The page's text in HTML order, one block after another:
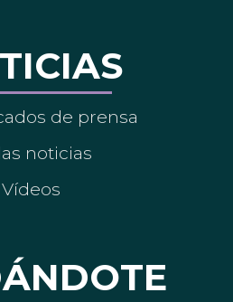
de prensa
noticias
Vídeos